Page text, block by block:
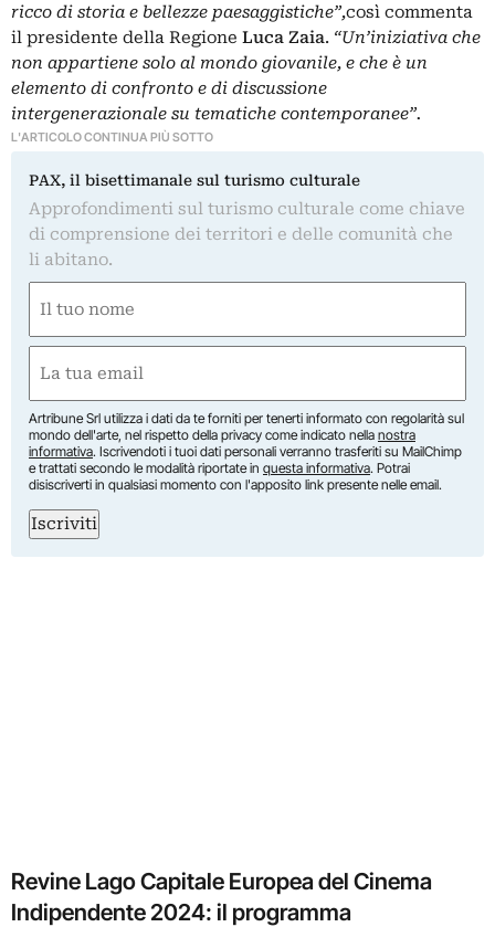
ricco di storia e bellezze paesaggistiche”,così commenta
il presidente della Regione Luca Zaia. “Un’iniziativa che
non appartiene solo al mondo giovanile, e che è un
elemento di confronto e di discussione
intergenerazionale su tematiche contemporanee”.
L'ARTICOLO CONTINUA PIÙ SOTTO
PAX, il bisettimanale sul turismo culturale
Approfondimenti sul turismo culturale come chiave
di comprensione dei territori e delle comunità che
li abitano.
(Required)
First
(Required)
Artribune Srl utilizza i dati da te forniti per tenerti informato con regolarità sul
mondo dell'arte, nel rispetto della privacy come indicato nella nostra
informativa. Iscrivendoti i tuoi dati personali verranno trasferiti su MailChimp
e trattati secondo le modalità riportate in questa informativa. Potrai
disiscriverti in qualsiasi momento con l'apposito link presente nelle email.
Iscriviti
Revine Lago Capitale Europea del Cinema
Indipendente 2024: il programma